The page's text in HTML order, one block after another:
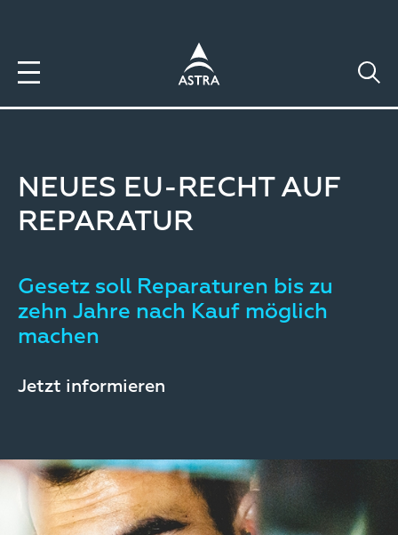
NEUES EU-RECHT AUF
REPARATUR
Gesetz soll Reparaturen bis zu
zehn Jahre nach Kauf möglich
machen
Jetzt informieren
Image